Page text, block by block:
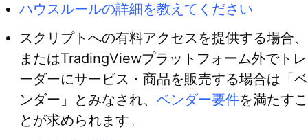
ハウスルールの詳細を教えてください
スクリプトへの有料アクセスを提供する場合、
またはTradingViewプラットフォーム外でトレ
ーダーにサービス・商品を販売する場合は「ベ
ンダー」とみなされ、 ベンダー要件を満たすこ
とが求められます。